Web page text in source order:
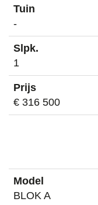
-
1
€ 316 500
BLOK A